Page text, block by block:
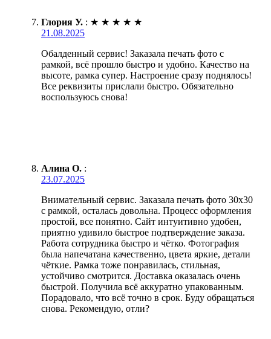
Глория У. : ★ ★ ★ ★ ★
21.08.2025
Обалденный сервис! Заказала печать фото с
рамкой, всё прошло быстро и удобно. Качество на
высоте, рамка супер. Настроение сразу поднялось!
Все реквизиты прислали быстро. Обязательно
воспользуюсь снова!
Алина О. :
23.07.2025
Внимательный сервис. Заказала печать фото 30х30
с рамкой, осталась довольна. Процесс оформления
простой, все понятно. Сайт интуитивно удобен,
приятно удивило быстрое подтверждение заказа.
Работа сотрудника быстро и чётко. Фотография
была напечатана качественно, цвета яркие, детали
чёткие. Рамка тоже понравилась, стильная,
устойчиво смотрится. Доставка оказалась очень
быстрой. Получила всё аккуратно упакованным.
Порадовало, что всё точно в срок. Буду обращаться
снова. Рекомендую, отли?